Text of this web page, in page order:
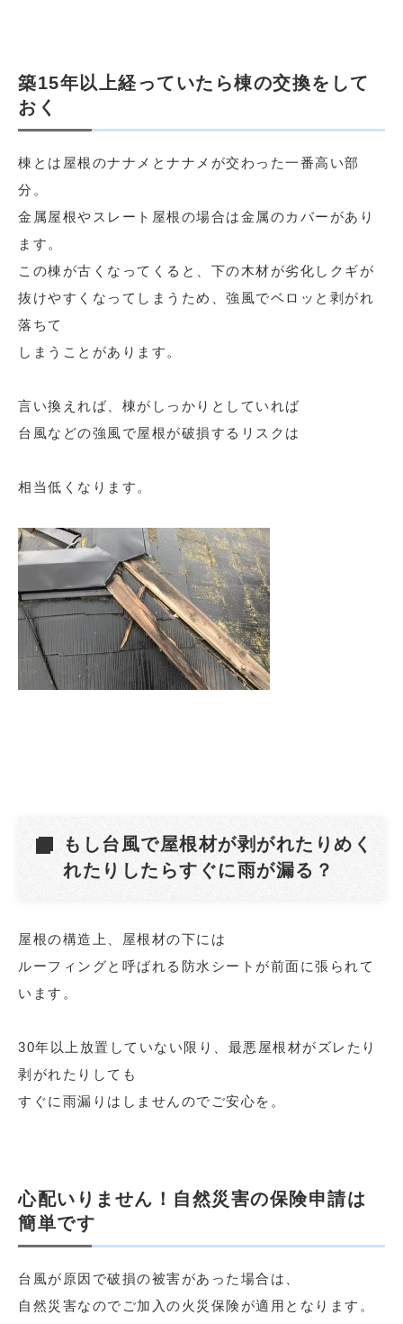
築15年以上経っていたら棟の交換をして
おく
棟とは屋根のナナメとナナメが交わった一番高い部
分。
金属屋根やスレート屋根の場合は金属のカバーがあり
ます。
この棟が古くなってくると、下の木材が劣化しクギが
抜けやすくなってしまうため、強風でベロッと剥がれ
落ちて
しまうことがあります。
言い換えれば、棟がしっかりとしていれば
台風などの強風で屋根が破損するリスクは
相当低くなります。
もし台風で屋根材が剥がれたりめく
れたりしたらすぐに雨が漏る？
屋根の構造上、屋根材の下には
ルーフィングと呼ばれる防水シートが前面に張られて
います。
30年以上放置していない限り、最悪屋根材がズレたり
剥がれたりしても
すぐに雨漏りはしませんのでご安心を。
心配いりません！自然災害の保険申請は
簡単です
台風が原因で破損の被害があった場合は、
自然災害なのでご加入の火災保険が適用となります。